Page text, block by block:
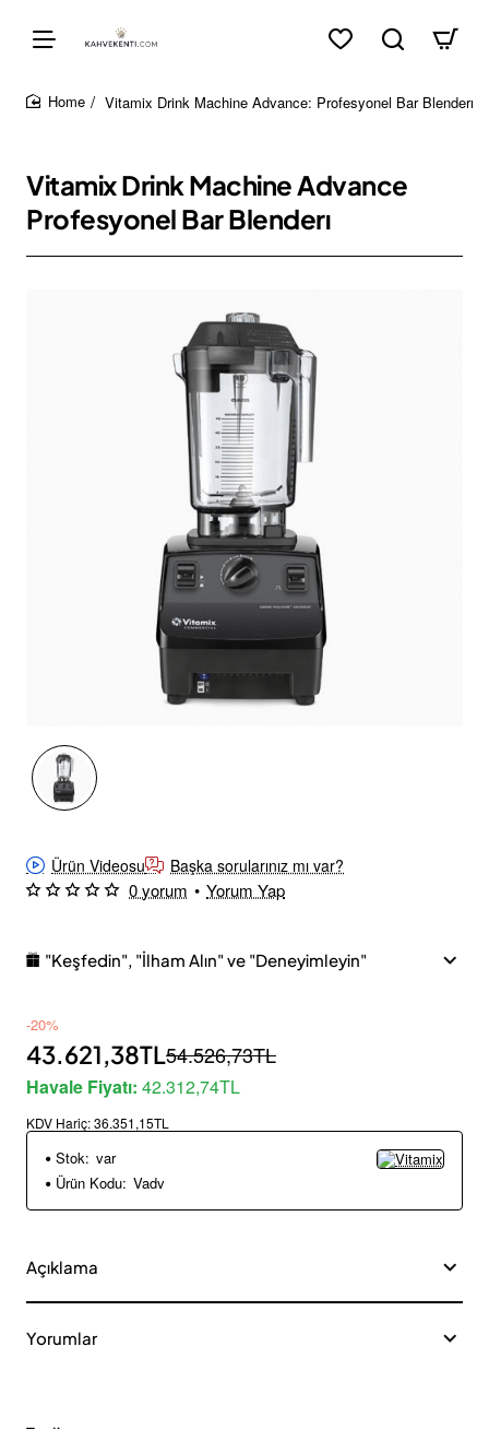
Vitamix Drink Machine Advance: Profesyonel Bar Blenderı
Vitamix Drink Machine Advance
Profesyonel Bar Blenderı
-20%
Ürün Videosu Başka sorularınız mı var?
"Keşfedin", "İlham Alın" ve "Deneyimleyin"
0 yorum • Yorum Yap
-20%
43.621,38TL54.526,73TL
Havale Fiyatı: 42.312,74TL
KDV Hariç:36.351,15TL
Stok: var
Ürün Kodu: Vadv
Açıklama
Yorumlar